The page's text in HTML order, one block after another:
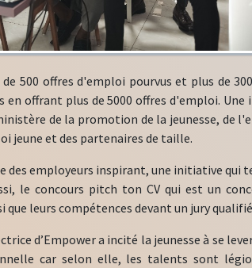
500 offres d'emploi pourvus et plus de
offrant plus de 5000 offres d'emploi. Une
de la promotion de la jeunesse, de
jeune et des partenaires de taille.
des employeurs inspirant, une initiative qui
le concours pitch ton CV qui est un
leurs compétences devant un jury
d’Empower a incité la jeunesse à se
car selon elle, les talents sont